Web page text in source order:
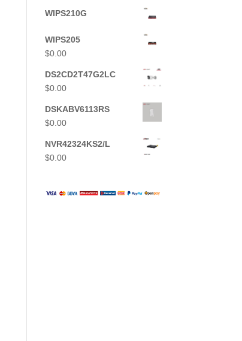
WIPS210G
WIPS205
$0.00
DS2CD2T47G2LC
$0.00
DSKABV6113RS
$0.00
NVR42324KS2/L
$0.00